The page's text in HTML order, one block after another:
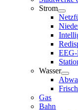
Strom
EEG-
Wasser
Gas
Bahn